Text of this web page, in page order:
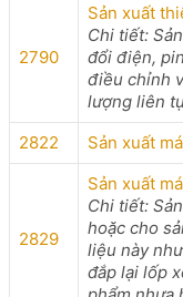
2790
Sản xuất
Chi tiết:
đổi điện,
điều chỉnh
lượng liên
2822
Sản xuất
2829
Sản xuất
Chi tiết:
hoặc cho
liệu này
đắp lại lốp